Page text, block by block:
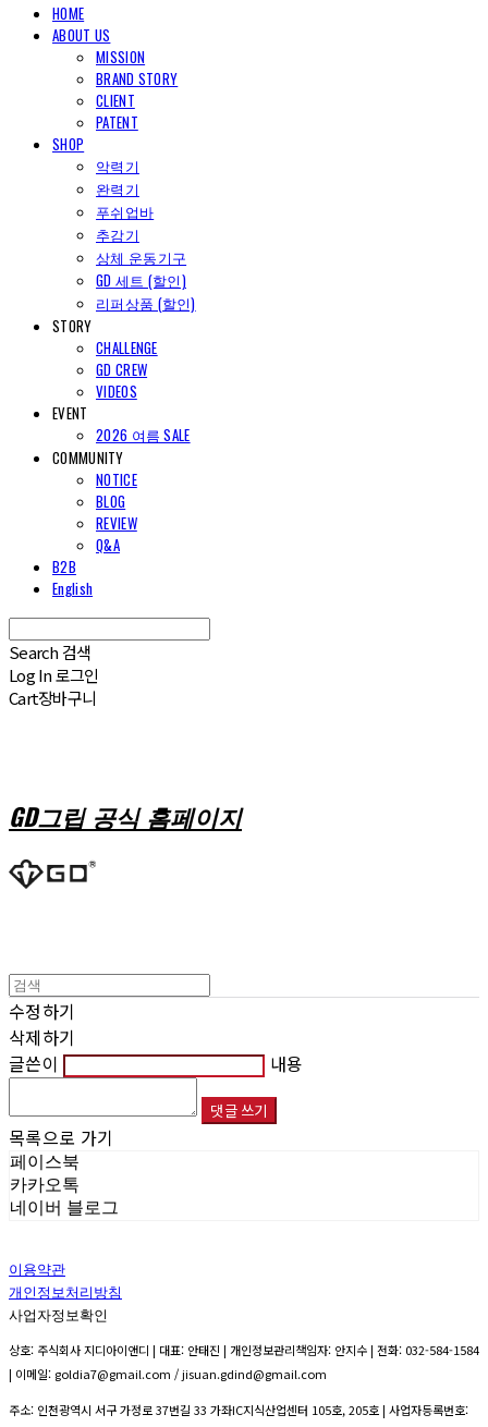
HOME
ABOUT US
MISSION
BRAND STORY
CLIENT
PATENT
SHOP
악력기
완력기
푸쉬업바
추감기
상체 운동기구
GD 세트 (할인)
리퍼상품 (할인)
STORY
CHALLENGE
GD CREW
VIDEOS
EVENT
2026 여름 SALE
COMMUNITY
NOTICE
BLOG
REVIEW
Q&A
B2B
English
Search 검색
Log In로그인
Cart장바구니
GD그립 공식 홈페이지
수정하기
삭제하기
글쓴이
내용
댓글 쓰기
목록으로 가기
페이스북
카카오톡
네이버 블로그
이용약관
개인정보처리방침
사업자정보확인
상호: 주식회사 지디아이앤디 | 대표: 안태진 | 개인정보관리책임자: 안지수 | 전화: 032-584-1584
| 이메일: goldia7@gmail.com / jisuan.gdind@gmail.com
주소: 인천광역시 서구 가정로 37번길 33 가좌IC지식산업센터 105호, 205호 | 사업자등록번호: